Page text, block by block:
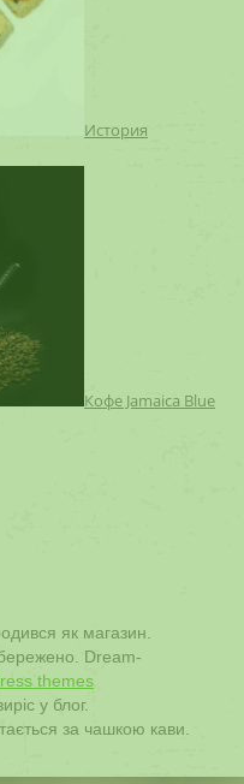
История
Кофе Jamaica Blue
як магазин.
Dream-
themes
у блог.
за чашкою кави.